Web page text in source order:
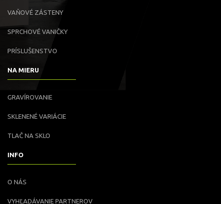
VAŇOVÉ ZÁSTENY
SPRCHOVÉ VANIČKY
PRÍSLUŠENSTVO
NA MIERU
GRAVÍROVANIE
SKLENENÉ VARIÁCIE
TLAČ NA SKLO
INFO
O NÁS
VYHĽADÁVANIE PARTNEROV